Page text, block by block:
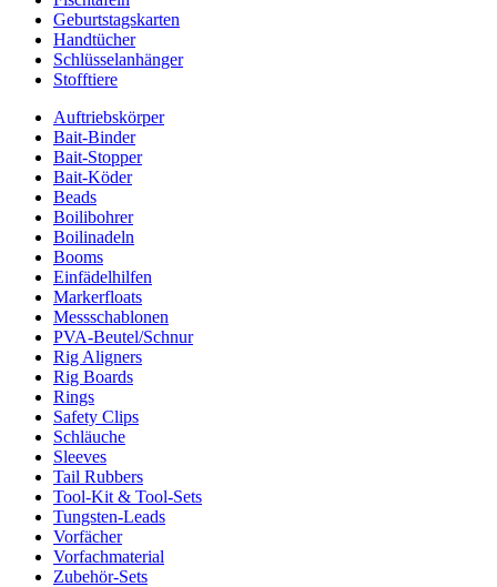
Geburtstagskarten
Handtücher
Schlüsselanhänger
Stofftiere
Auftriebskörper
Bait-Binder
Bait-Stopper
Bait-Köder
Beads
Boilibohrer
Boilinadeln
Booms
Einfädelhilfen
Markerfloats
Messschablonen
PVA-Beutel/Schnur
Rig Aligners
Rig Boards
Rings
Safety Clips
Schläuche
Sleeves
Tail Rubbers
Tool-Kit & Tool-Sets
Tungsten-Leads
Vorfächer
Vorfachmaterial
Zubehör-Sets